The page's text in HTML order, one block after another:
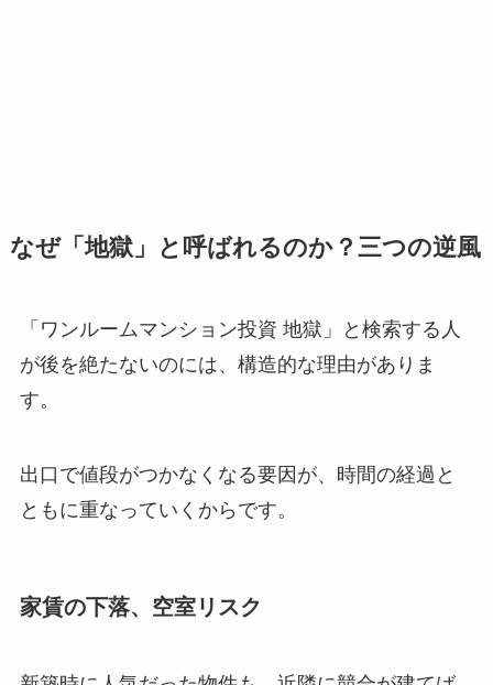
なぜ「地獄」と呼ばれるのか？三つの逆風
「ワンルームマンション投資 地獄」と検索する人
が後を絶たないのには、構造的な理由がありま
す。
出口で値段がつかなくなる要因が、時間の経過と
ともに重なっていくからです。
家賃の下落、空室リスク